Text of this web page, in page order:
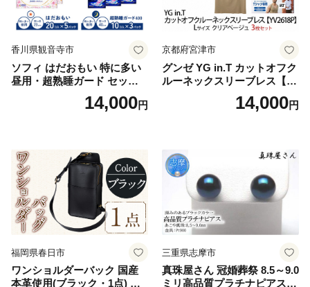
香川県観音寺市
ソフィ はだおもい 特に多い
昼用・超熟睡ガード セット
羽付き ナプキン 生理用品 サ
ニタリー ユニ・チャーム
14,000円
京都府宮津市
グンゼ YG in.T カットオフク
ルーネックスリーブレス【Y
V2618P】Lサイズ クリアベ
ージュ3枚セット [№5716-04
14,000円
福岡県春日市
ワンショルダーバック 国産
本革使用(ブラック・1点) 鞄
三重県志摩市
真珠屋さん 冠婚葬祭 8.5～9.0
ミリ高品質プラチナピアス P